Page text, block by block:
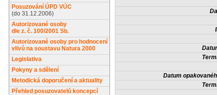
Posuzování ÚPD VÚC
(do 31.12.2006)
Autorizované osoby
dle z. č. 100/2001 Sb.
Autorizované osoby pro hodnocení
vlivů na soustavu Natura 2000
Legislativa
Pokyny a sdělení
Metodická doporučení a aktuality
Přehled posuzovatelů koncepcí
Datum